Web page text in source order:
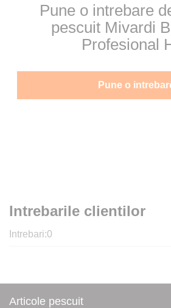
Intrebarile clientilor
Intrebari:0
Pune o intrebare
pescuit Mivardi
Profesional
Pune o
Articole pescuit